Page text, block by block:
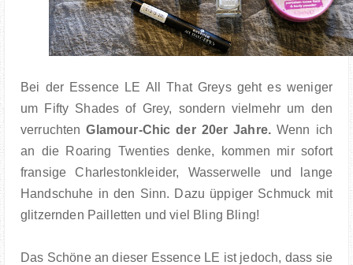
Bei der Essence LE All That Greys geht es weniger
um Fifty Shades of Grey, sondern vielmehr um den
verruchtenGlamour-Chic der 20er Jahre. Wenn ich
an die Roaring Twenties denke, kommen mir sofort
fransige Charlestonkleider, Wasserwelle und lange
Handschuhe in den Sinn. Dazu üppiger Schmuck mit
glitzernden Pailletten und viel Bling Bling!
Das Schöne an dieser Essence LE ist jedoch, dass sie